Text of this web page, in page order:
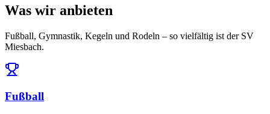
Was wir anbieten
Fußball, Gymnastik, Kegeln und Rodeln – so vielfältig ist der SV
Miesbach.
Fußball